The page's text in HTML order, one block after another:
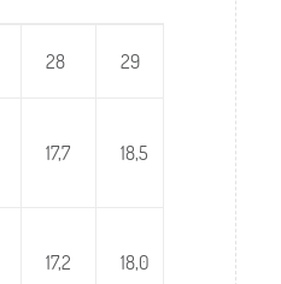
28 29
17,7 18,5
17,2 18,0